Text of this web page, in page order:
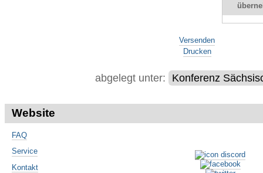
Versenden
Drucken
abgelegt unter: Konferenz
Website
FAQ
Service
Kontakt